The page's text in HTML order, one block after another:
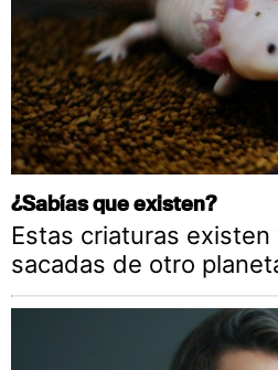
¿Sabías que existen?
Estas criaturas existen
sacadas de otro